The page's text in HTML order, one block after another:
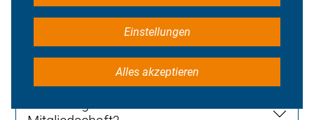
Einstellungen
Alles akzeptieren
Was macht der ADFC?